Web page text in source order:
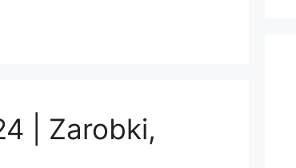
| Zarobki,